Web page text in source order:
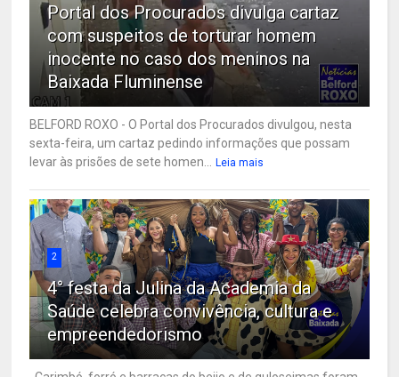
Portal dos Procurados divulga cartaz
com suspeitos de torturar homem
inocente no caso dos meninos na
Baixada Fluminense
BELFORD ROXO - O Portal dos Procurados divulgou, nesta
sexta-feira, um cartaz pedindo informações que possam
levar às prisões de sete homen...
Leia mais
2
4° festa da Julina da Academia da
Saúde celebra convivência, cultura e
empreendedorismo